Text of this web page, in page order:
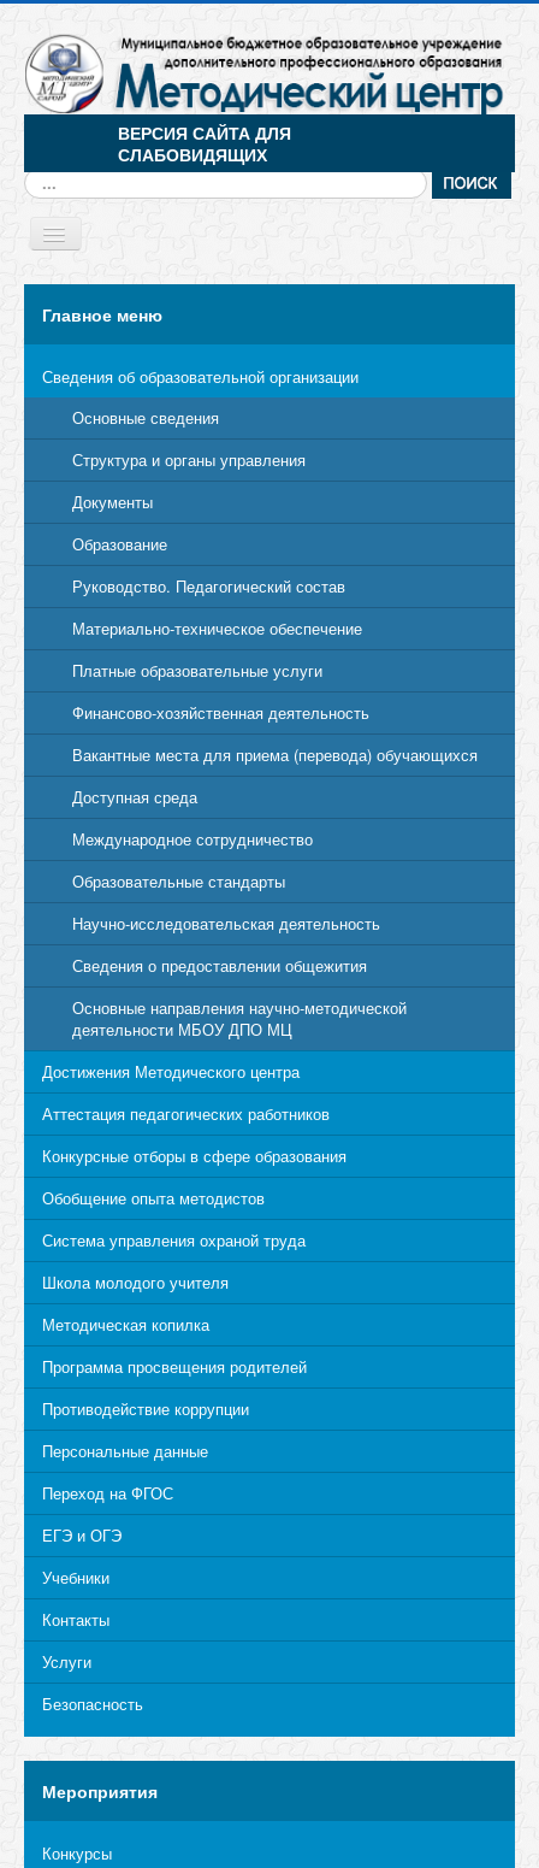
ВЕРСИЯ САЙТА ДЛЯ
СЛАБОВИДЯЩИХ
Искать...
Toggle
Главное меню
Сведения об образовательной организации
Основные сведения
Структура и органы управления
Документы
Образование
Руководство. Педагогический состав
Материально-техническое обеспечение
Платные образовательные услуги
Финансово-хозяйственная деятельность
Вакантные места для приема (перевода) обучающихся
Доступная среда
Международное сотрудничество
Образовательные стандарты
Научно-исследовательская деятельность
Сведения о предоставлении общежития
Основные направления научно-методической
деятельности МБОУ ДПО МЦ
Достижения Методического центра
Аттестация педагогических работников
Конкурсные отборы в сфере образования
Обобщение опыта методистов
Система управления охраной труда
Школа молодого учителя
Методическая копилка
Программа просвещения родителей
Противодействие коррупции
Персональные данные
Переход на ФГОС
ЕГЭ и ОГЭ
Учебники
Контакты
Услуги
Безопасность
Мероприятия
Конкурсы